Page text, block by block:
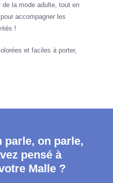
de la mode adulte, tout en
accompagner les
!
et faciles à porter,
on parle,
pensé à
Malle ?